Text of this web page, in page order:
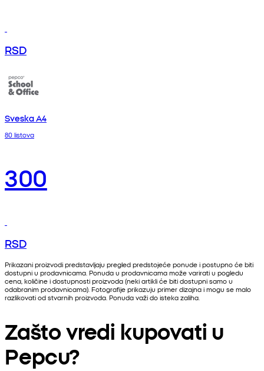
RSD
Sveska A4
80 listova
300
RSD
Prikazani proizvodi predstavljaju pregled predstojeće ponude i postupno će biti
dostupni u prodavnicama. Ponuda u prodavnicama može varirati u pogledu
cena, količine i dostupnosti proizvoda (neki artikli će biti dostupni samo u
odabranim prodavnicama). Fotografije prikazuju primer dizajna i mogu se malo
razlikovati od stvarnih proizvoda. Ponuda važi do isteka zaliha.
Zašto vredi kupovati u
Pepcu?